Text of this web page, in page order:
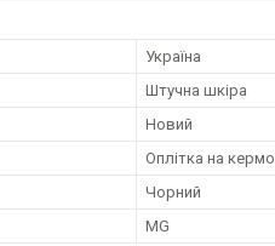
Україна
Штучна шкіра
Новий
Оплітка на кермо
Чорний
MG